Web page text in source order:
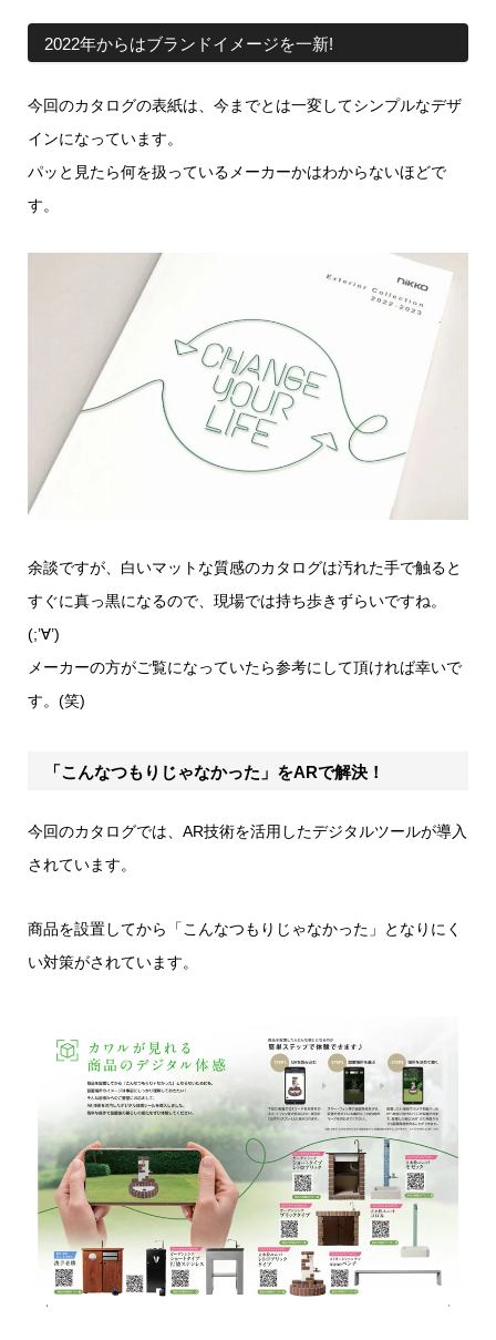
2022年からはブランドイメージを一新!
今回のカタログの表紙は、今までとは一変してシンプルなデザ
インになっています。
パッと見たら何を扱っているメーカーかはわからないほどで
す。
余談ですが、白いマットな質感のカタログは汚れた手で触ると
すぐに真っ黒になるので、現場では持ち歩きずらいですね。
(;’∀’)
メーカーの方がご覧になっていたら参考にして頂ければ幸いで
す。(笑)
「こんなつもりじゃなかった」をARで解決！
今回のカタログでは、AR技術を活用したデジタルツールが導入
されています。
商品を設置してから「こんなつもりじゃなかった」となりにく
い対策がされています。